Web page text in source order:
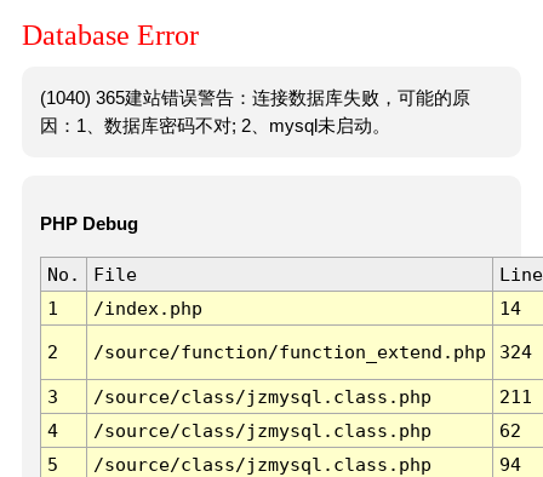
Database Error
(1040) 365建站错误警告：连接数据库失败，可能的原
因：1、数据库密码不对; 2、mysql未启动。
PHP Debug
No. File
Line
1
/index.php 14
2 /source/function/function_extend.php 324
3 /source/class/jzmysql.class.php
211
4
/source/class/jzmysql.class.php
62
5
/source/class/jzmysql.class.php
94